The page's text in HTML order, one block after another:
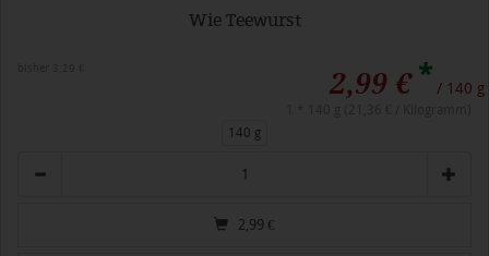
Wie Teewurst
2,99 €* / 140 g
140 g
2,99 €